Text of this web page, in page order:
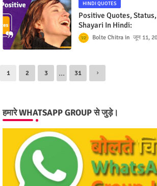
HINDI QUOTES
Positive Quotes,
Shayari In Hindi:
Bolte Chitra जून 11,
1 2 3 ... 31
हमारे WHATSAPP GROUP से जुड़े।